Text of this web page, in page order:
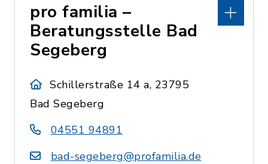
pro familia –
Beratungsstelle Bad
Segeberg
Schillerstraße 14 a, 23795
Bad Segeberg
04551 94891
bad-segeberg@profamilia.de